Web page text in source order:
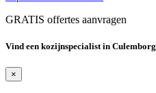
GRATIS offertes aanvragen
Vind een kozijnspecialist in Culemborg
×